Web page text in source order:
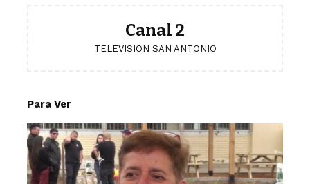
Canal 2
TELEVISION SAN ANTONIO
Para Ver